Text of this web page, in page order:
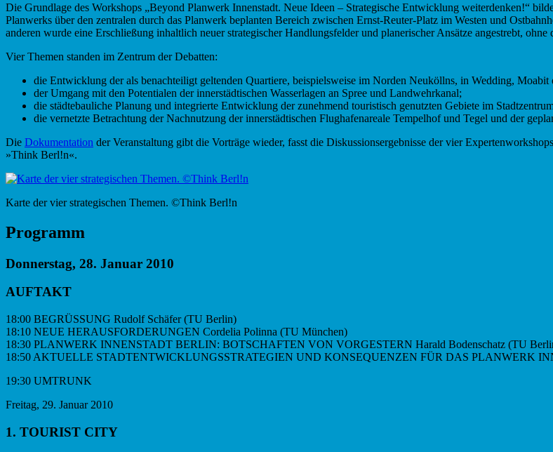
Die Grundlage des Workshops „Beyond Planwerk Innenstadt. Neue Ideen – Strategische Entwicklung weiterdenken!“
Planwerks über den zentralen durch das Planwerk beplanten Bereich zwischen Ernst-Reuter-Platz im Westen und
anderen wurde eine Erschließung inhaltlich neuer strategischer Handlungsfelder und planerischer Ansätze angestrebt,
Vier Themen standen im Zentrum der Debatten:
die Entwicklung der als benachteiligt geltenden Quartiere, beispielsweise im Norden Neuköllns, in Wedding, Moabit
der Umgang mit den Potentialen der innerstädtischen Wasserlagen an Spree und Landwehrkanal;
die städtebauliche Planung und integrierte Entwicklung der zunehmend touristisch genutzten Gebiete im
die vernetzte Betrachtung der Nachnutzung der innerstädtischen Flughafenareale Tempelhof und Tegel und der
Die Dokumentation der Veranstaltung gibt die Vorträge wieder, fasst die Diskussionsergebnisse der vier
»Think Berl!n«.
Karte der vier strategischen Themen. ©Think Berl!n
Programm
Donnerstag, 28. Januar 2010
AUFTAKT
18:00 BEGRÜSSUNG Rudolf Schäfer (TU Berlin)
18:10 NEUE HERAUSFORDERUNGEN Cordelia Polinna (TU München)
18:30 PLANWERK INNENSTADT BERLIN: BOTSCHAFTEN VON VORGESTERN Harald Bodenschatz (TU
18:50 AKTUELLE STADTENTWICKLUNGSSTRATEGIEN UND KONSEQUENZEN FÜR DAS PLANWERK
19:30 UMTRUNK
Freitag, 29. Januar 2010
1. TOURIST CITY